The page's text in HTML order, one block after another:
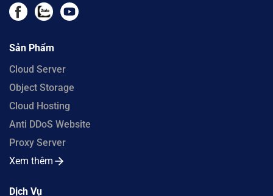
Sản Phẩm
Cloud Server
Object Storage
Cloud Hosting
Anti DDoS Website
Proxy Server
Xem thêm
Dịch Vụ